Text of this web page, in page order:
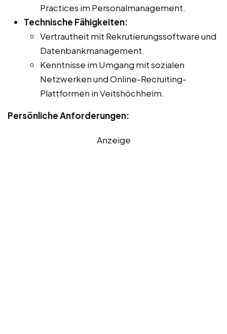
Practices im Personalmanagement.
Technische Fähigkeiten:
Vertrautheit mit Rekrutierungssoftware und
Datenbankmanagement.
Kenntnisse im Umgang mit sozialen
Netzwerken und Online-Recruiting-
Plattformen in Veitshöchheim.
Persönliche Anforderungen:
Anzeige